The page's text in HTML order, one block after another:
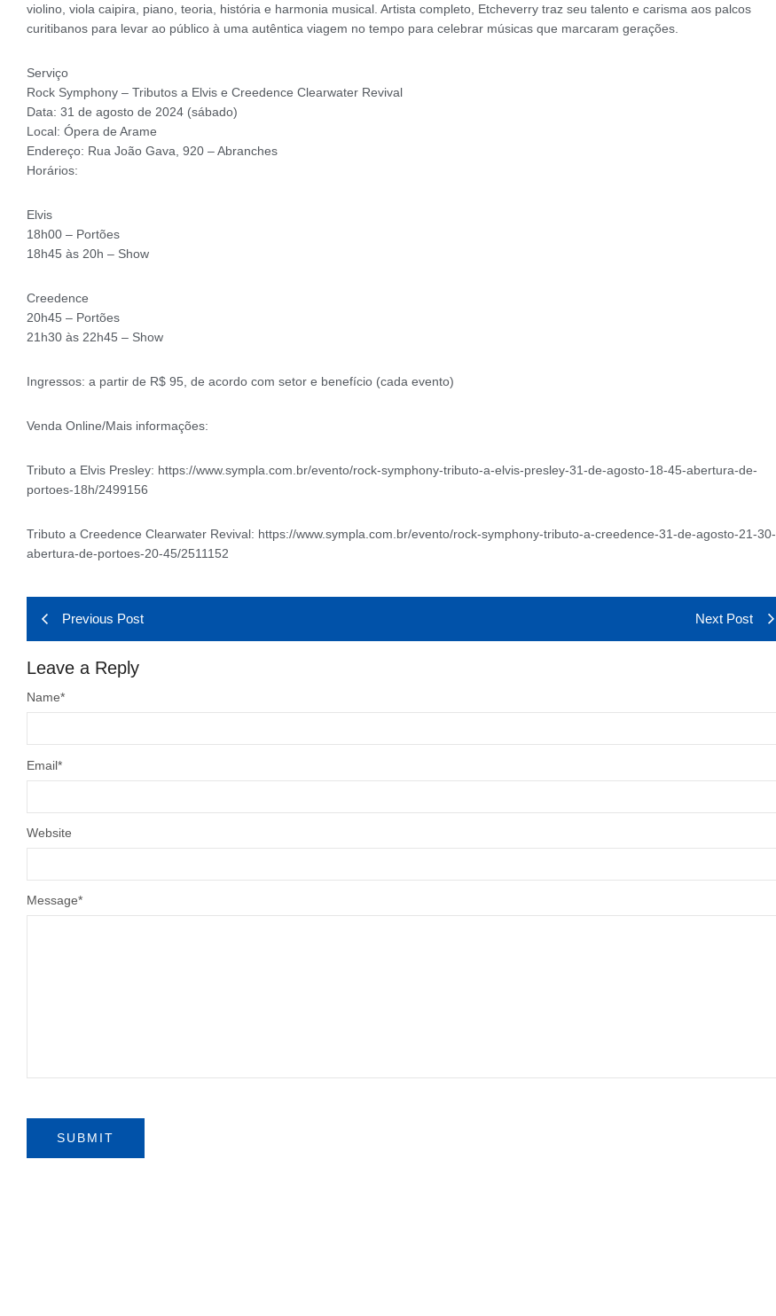
violino, viola caipira, piano, teoria, história e harmonia musical. Artista completo, Etcheverry traz seu talento e carisma aos palcos
curitibanos para levar ao público à uma autêntica viagem no tempo para celebrar músicas que marcaram gerações.
Serviço
Rock Symphony – Tributos a Elvis e Creedence Clearwater Revival
Data: 31 de agosto de 2024 (sábado)
Local: Ópera de Arame
Endereço: Rua João Gava, 920 – Abranches
Horários:
Elvis
18h00 – Portões
18h45 às 20h – Show
Creedence
20h45 – Portões
21h30 às 22h45 – Show
Ingressos: a partir de R$ 95, de acordo com setor e benefício (cada evento)
Venda Online/Mais informações:
Tributo a Elvis Presley: https://www.sympla.com.br/evento/rock-symphony-tributo-a-elvis-presley-31-de-agosto-18-45-abertura-de-
portoes-18h/2499156
Tributo a Creedence Clearwater Revival: https://www.sympla.com.br/evento/rock-symphony-tributo-a-creedence-31-de-agosto-21-30-
abertura-de-portoes-20-45/2511152
Previous Post Next Post
Leave a Reply
Message*
Name*
Email*
Website